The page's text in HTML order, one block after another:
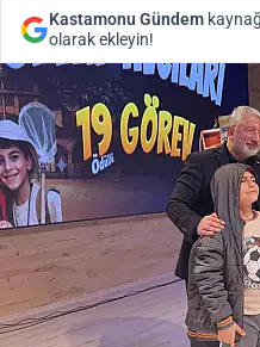
Kastamonu Gündem
olarak ekleyin!